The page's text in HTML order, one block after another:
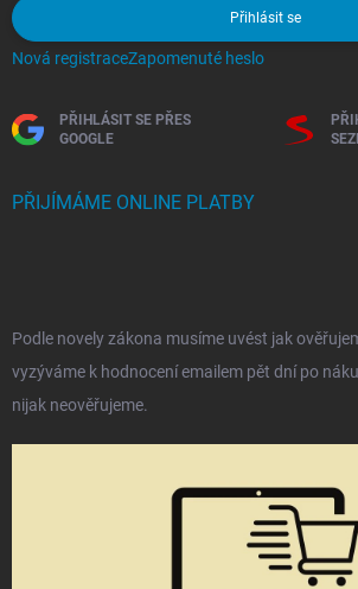
Přihlásit se
Nová registraceZapomenuté heslo
PŘIHLÁSIT SE PŘES
GOOGLE
PŘIJÍMÁME ONLINE PLATBY
Podle novely zákona musíme uvést jak
vyzýváme k hodnocení emailem pět dní po
nijak neověřujeme.